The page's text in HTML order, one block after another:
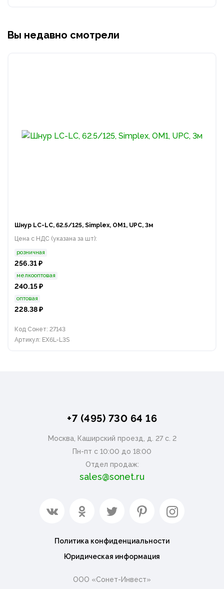
Вы недавно смотрели
Шнур LC-LC, 62.5/125, Simplex, OM1, UPC, 3м
Цена с НДС (указана за шт):
розничная
256.31 ₽
мелкооптовая
240.15 ₽
оптовая
228.38 ₽
Код Сонет: 27143
Артикул: EX6L-L3S
+7 (495) 730 64 16
Москва, Каширский проезд, д. 27 с. 2
Пн-пт с 10:00 до 18:00
Отдел продаж:
sales@sonet.ru
Политика конфиденциальности
Юридическая информация
ООО «Сонет-Инвест»